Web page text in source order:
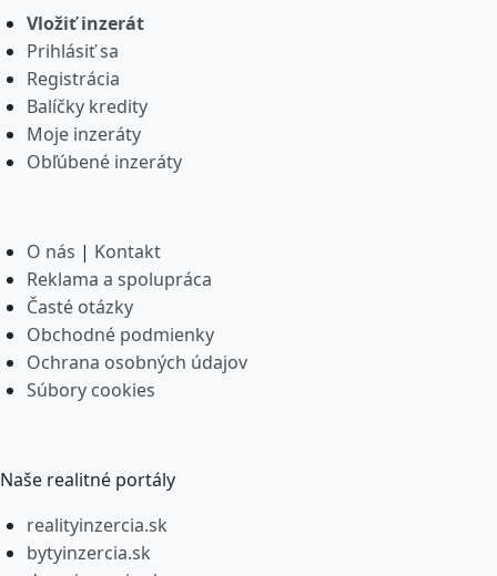
Vložiť inzerát
Prihlásiť sa
Registrácia
Balíčky kredity
Moje inzeráty
Obľúbené inzeráty
O nás | Kontakt
Reklama a spolupráca
Časté otázky
Obchodné podmienky
Ochrana osobných údajov
Súbory cookies
Naše realitné portály
realityinzercia.sk
bytyinzercia.sk